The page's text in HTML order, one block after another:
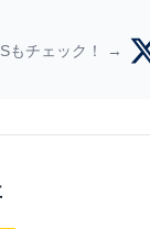
もチェック！ →